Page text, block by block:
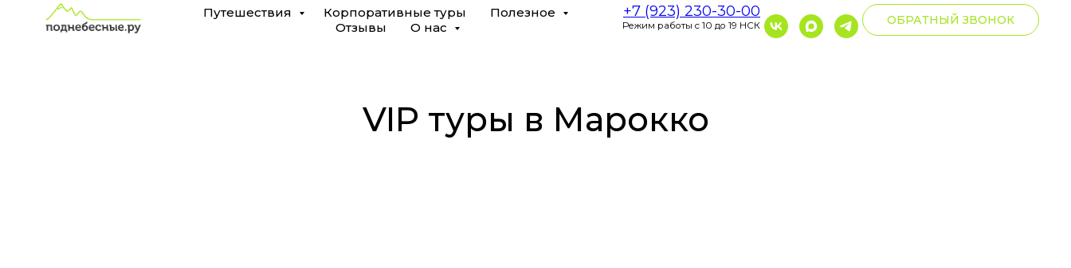
Путешествия Корпоративные туры
Полезное
Отзывы
О нас
+7 (923) 230-30-00
Режим работы с 10 до 19 НСК ОБРАТНЫЙ ЗВОНОК
VIP туры в Марокко